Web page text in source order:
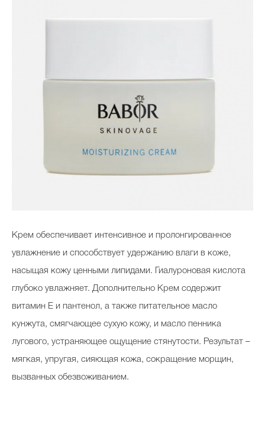
Крем обеспечивает интенсивное и пролонгированное
увлажнение и способствует удержанию влаги в коже,
насыщая кожу ценными липидами. Гиалуроновая кислота
глубоко увлажняет. Дополнительно Крем содержит
витамин Е и пантенол, а также питательное масло
кунжута, смягчающее сухую кожу, и масло пенника
лугового, устраняющее ощущение стянутости. Результат –
мягкая, упругая, сияющая кожа, сокращение морщин,
вызванных обезвоживанием.